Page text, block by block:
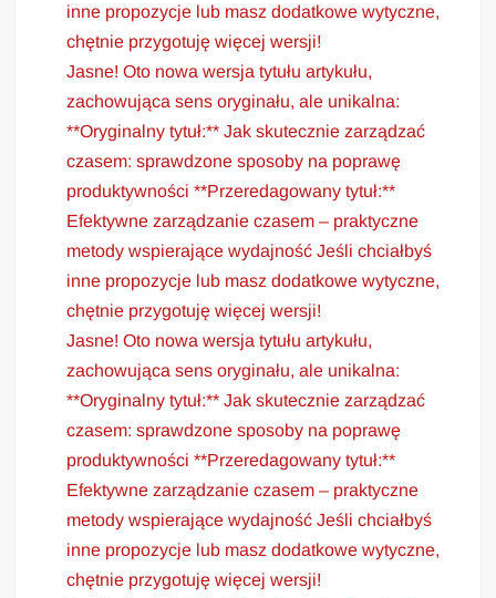
inne propozycje lub masz dodatkowe wytyczne,
chętnie przygotuję więcej wersji!
Jasne! Oto nowa wersja tytułu artykułu,
zachowująca sens oryginału, ale unikalna:
**Oryginalny tytuł:** Jak skutecznie zarządzać
czasem: sprawdzone sposoby na poprawę
produktywności **Przeredagowany tytuł:**
Efektywne zarządzanie czasem – praktyczne
metody wspierające wydajność Jeśli chciałbyś
inne propozycje lub masz dodatkowe wytyczne,
chętnie przygotuję więcej wersji!
Jasne! Oto nowa wersja tytułu artykułu,
zachowująca sens oryginału, ale unikalna:
**Oryginalny tytuł:** Jak skutecznie zarządzać
czasem: sprawdzone sposoby na poprawę
produktywności **Przeredagowany tytuł:**
Efektywne zarządzanie czasem – praktyczne
metody wspierające wydajność Jeśli chciałbyś
inne propozycje lub masz dodatkowe wytyczne,
chętnie przygotuję więcej wersji!